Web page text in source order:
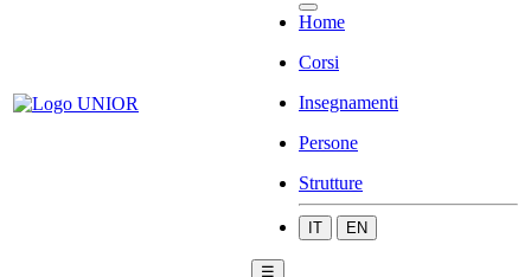
Home
Corsi
Insegnamenti
Persone
Strutture
IT EN
☰